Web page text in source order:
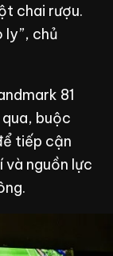
chai rượu.
ly”, chủ
81
buộc
tiếp cận
và nguồn lực